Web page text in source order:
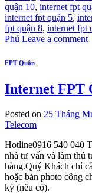
quận 10, internet fpt
internet fpt quận 5,
fpt quận 8, internet fpt
Phú Leave a comment
FPT Quận
Internet FPT
Posted on 25 Tháng
Telecom
Hotline0916 540 040
nhà tư vấn và làm thủ
hàng.Quý Khách chỉ
hoặc bản photo công
ký (nếu có).